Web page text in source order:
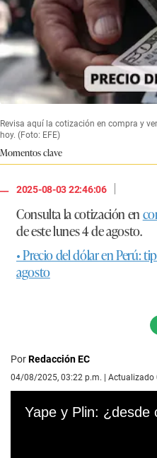
Revisa aquí la cotización en compra y
hoy. (Foto: EFE)
Momentos clave
2025-08-03 22:46:06
|
Consulta la cotización en
de este lunes 4 de agosto.
• Precio del dólar en Perú:
agosto
PorRedacción EC
04/08/2025, 03:22 p.m. |